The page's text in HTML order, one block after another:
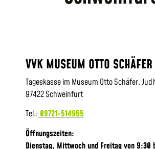
VVK MUSEUM OTTO SCHÄFER
Tageskasse im Museum Otto Schäfer,
97422 Schweinfurt
Tel.: 09721-514955
Öffnungszeiten:
Dienstag, Mittwoch und Freitag von 9:30